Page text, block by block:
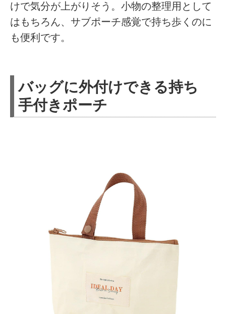
けで気分が上がりそう。小物の整理用として
はもちろん、サブポーチ感覚で持ち歩くのに
も便利です。
バッグに外付けできる持ち
手付きポーチ